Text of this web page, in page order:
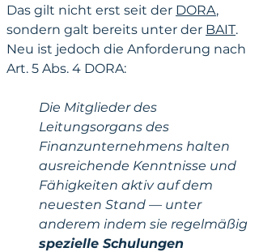
Das gilt nicht erst seit der DORA,
sondern galt bereits unter der BAIT.
Neu ist jedoch die Anforderung nach
Art. 5 Abs. 4 DORA:
Die Mitglieder des
Leitungsorgans des
Finanzunternehmens halten
ausreichende Kenntnisse und
Fähigkeiten aktiv auf dem
neuesten Stand — unter
anderem indem sie regelmäßig
spezielle Schulungen